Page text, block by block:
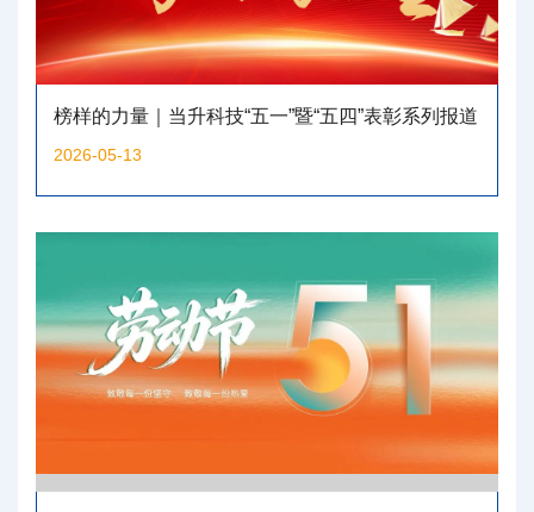
榜样的力量｜当升科技“五一”暨“五四”表彰系列报道
（一）
2026-05-13